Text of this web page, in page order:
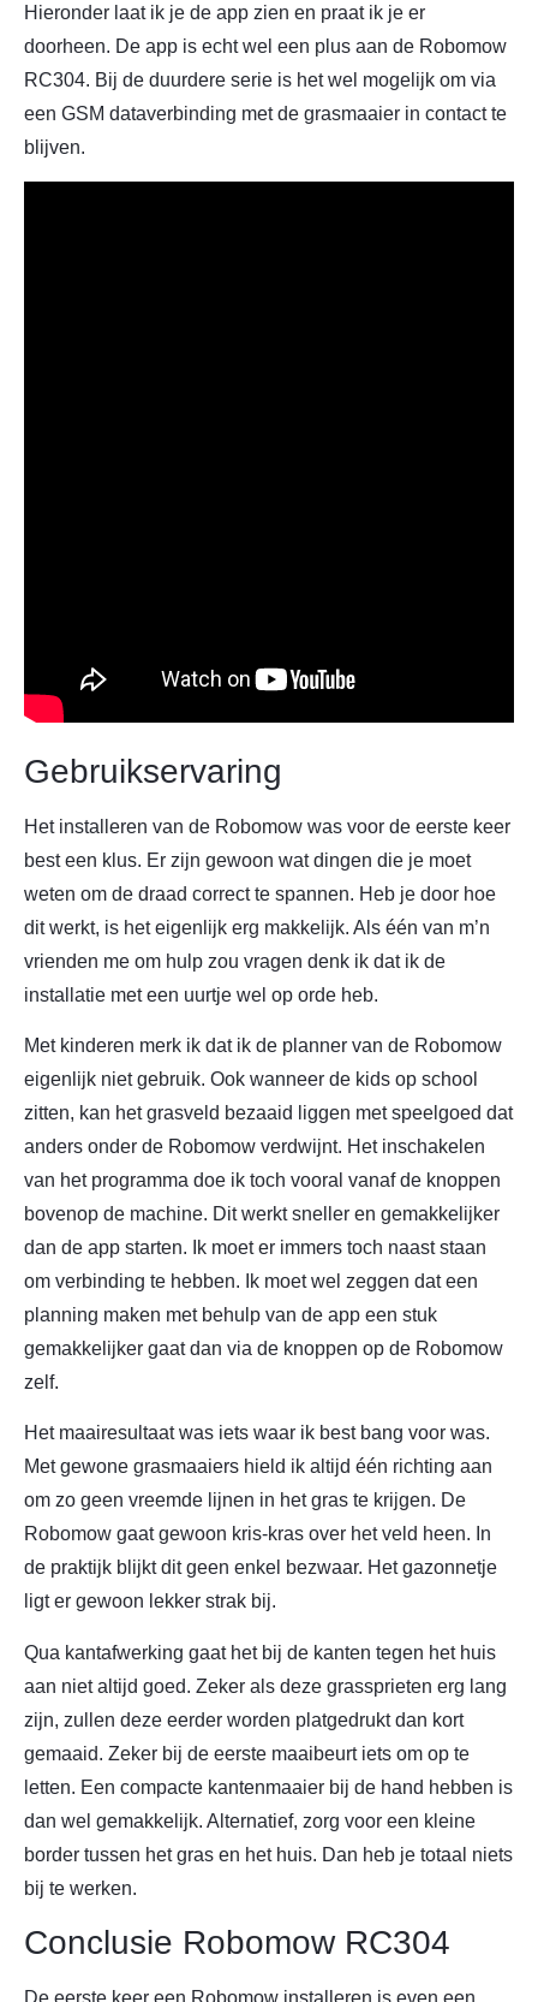
Hieronder laat ik je de app zien en praat ik je er
doorheen. De app is echt wel een plus aan de Robomow
RC304. Bij de duurdere serie is het wel mogelijk om via
een GSM dataverbinding met de grasmaaier in contact te
blijven.
Gebruikservaring
Het installeren van de Robomow was voor de eerste keer
best een klus. Er zijn gewoon wat dingen die je moet
weten om de draad correct te spannen. Heb je door hoe
dit werkt, is het eigenlijk erg makkelijk. Als één van m’n
vrienden me om hulp zou vragen denk ik dat ik de
installatie met een uurtje wel op orde heb.
Met kinderen merk ik dat ik de planner van de Robomow
eigenlijk niet gebruik. Ook wanneer de kids op school
zitten, kan het grasveld bezaaid liggen met speelgoed dat
anders onder de Robomow verdwijnt. Het inschakelen
van het programma doe ik toch vooral vanaf de knoppen
bovenop de machine. Dit werkt sneller en gemakkelijker
dan de app starten. Ik moet er immers toch naast staan
om verbinding te hebben. Ik moet wel zeggen dat een
planning maken met behulp van de app een stuk
gemakkelijker gaat dan via de knoppen op de Robomow
zelf.
Het maairesultaat was iets waar ik best bang voor was.
Met gewone grasmaaiers hield ik altijd één richting aan
om zo geen vreemde lijnen in het gras te krijgen. De
Robomow gaat gewoon kris-kras over het veld heen. In
de praktijk blijkt dit geen enkel bezwaar. Het gazonnetje
ligt er gewoon lekker strak bij.
Qua kantafwerking gaat het bij de kanten tegen het huis
aan niet altijd goed. Zeker als deze grassprieten erg lang
zijn, zullen deze eerder worden platgedrukt dan kort
gemaaid. Zeker bij de eerste maaibeurt iets om op te
letten. Een compacte kantenmaaier bij de hand hebben is
dan wel gemakkelijk. Alternatief, zorg voor een kleine
border tussen het gras en het huis. Dan heb je totaal niets
bij te werken.
Conclusie Robomow RC304